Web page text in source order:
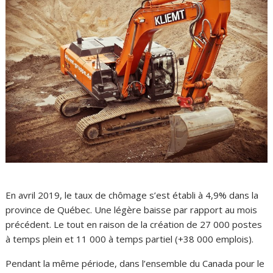
En avril 2019, le taux de chômage s’est établi à 4,9% dans la
province de Québec. Une légère baisse par rapport au mois
précédent. Le tout en raison de la création de 27 000 postes
à temps plein et 11 000 à temps partiel (+38 000 emplois).
Pendant la même période, dans l’ensemble du Canada pour le